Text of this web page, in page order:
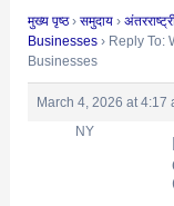
मुख्य पृष्ठ › समुदाय ›
Businesses › Reply To:
Businesses
March 4, 2026 at 4:17
NY